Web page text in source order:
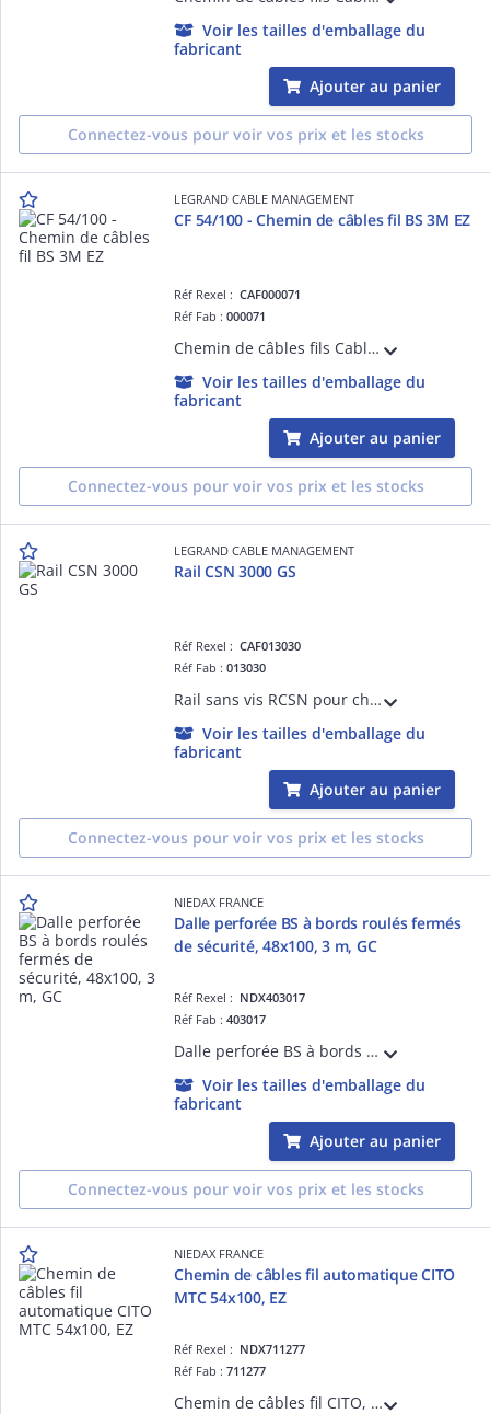
Voir les tailles d'emballage du
fabricant
Ajouter au panier
Connectez-vous pour voir vos prix et les stocks
LEGRAND CABLE MANAGEMENT
CF 54/100 - Chemin de câbles fil BS 3M EZ
Réf Rexel :CAF000071
Réf Fab :000071
Chemin de câbles fils Cablofil avec bord sécurité CF54 standard - hauteur 54mm, largeur 100mm, longueur 3m - finition EZ
Voir les tailles d'emballage du
fabricant
Ajouter au panier
Connectez-vous pour voir vos prix et les stocks
LEGRAND CABLE MANAGEMENT
Rail CSN 3000 GS
Réf Rexel :CAF013030
Réf Fab :013030
Rail sans vis RCSN pour chemins de câbles fils Cablofil et ZF31 - pour fixation murale sur chant ou remontée verticale, fixation plafond et pose au sol - charge 1000daN et longueur 3000mm - finition GS
Voir les tailles d'emballage du
fabricant
Ajouter au panier
Connectez-vous pour voir vos prix et les stocks
NIEDAX FRANCE
Dalle perforée BS à bords roulés fermés
de sécurité, 48x100, 3 m, GC
Réf Rexel : NDX403017
Réf Fab :403017
Dalle perforée BS à bords roulés fermés de sécurité, hauteur 48 mm, largeur 100 mm, perforations oblongs 7x25 mm, longueur 3 m, finition GC.
Voir les tailles d'emballage du
fabricant
Ajouter au panier
Connectez-vous pour voir vos prix et les stocks
NIEDAX FRANCE
Chemin de câbles fil automatique CITO
MTC 54x100, EZ
Réf Rexel : NDX711277
Réf Fab :711277
Chemin de câbles fil CITO, hauteur 54, largeur 100, finition EZ, entièrement automatique, sans éclisses, ni boulons. S'assemble en un simple clic pour une résistance équivalente à un éclissage traditionnel, se monte en 5 secondes !